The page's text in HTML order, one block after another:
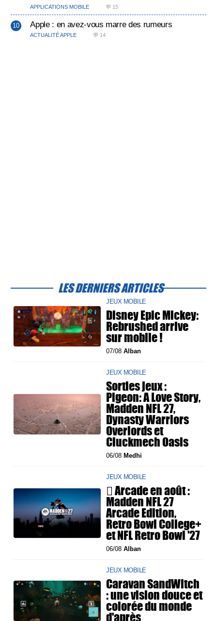
APPLICATIONS MOBILE 💬 15
Apple : en avez-vous marre des rumeurs
ACTUALITÉ APPLE 💬 14
LES DERNIERS ARTICLES
JEUX MOBILE
Disney Epic Mickey:
Rebrushed arrive
sur mobile !
07/08Alban
JEUX MOBILE
Sorties jeux :
Pigeon: A Love Story,
Madden NFL 27,
Dynasty Warriors
Overlords et
Cluckmech Oasis
06/08 Medhi
JEUX MOBILE
 Arcade en août :
Madden NFL 27
Arcade Edition,
Retro Bowl College+
et NFL Retro Bowl '27
06/08Alban
JEUX MOBILE
Caravan SandWitch
: une vision douce et
colorée du monde
d'après